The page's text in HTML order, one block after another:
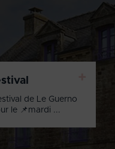
de Le Guerno
le 📌mardi ...